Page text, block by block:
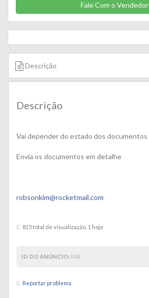
Fale Com o Vendedor
Descrição
Descrição
Vai depender do estado dos documentos
Envia os documentos em detalhe
robsonkim@rocketmail.com
815 total de visualização, 1 hoje
ID DO ANÚNCIO: N/A
Reportar problema